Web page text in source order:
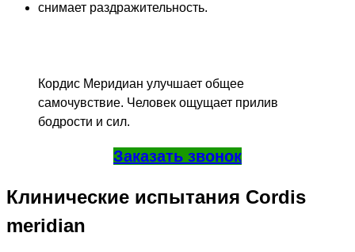
снимает раздражительность.
Кордис Меридиан улучшает общее
самочувствие. Человек ощущает прилив
бодрости и сил.
Заказать звонок
Клинические испытания Cordis
meridian